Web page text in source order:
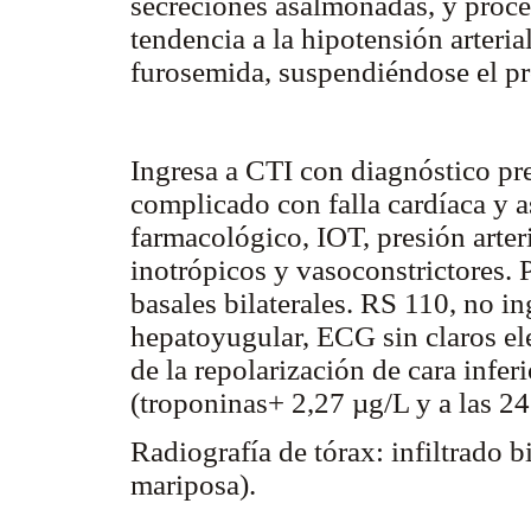
tendencia a la hipotensión
furosemida, suspendiéndose el
Ingresa a CTI con diagnóstico
complicado con falla cardíaca y
farmacológico, IOT, presión
inotrópicos y vasoconstrictores.
basales bilaterales. RS 110, no
hepatoyugular, ECG sin claros
de la repolarización de cara
(troponinas+ 2,27 µg/L y a las
Radiografía de tórax: infiltrado
mariposa).